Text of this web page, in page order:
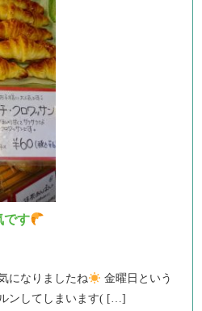
です
になりましたね
金曜日という
ンしてしまいます( […]